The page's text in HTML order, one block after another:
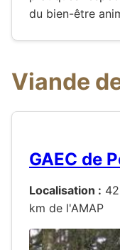
du bien-être
Viande
GAEC de
Localisation :
km de l'AMAP